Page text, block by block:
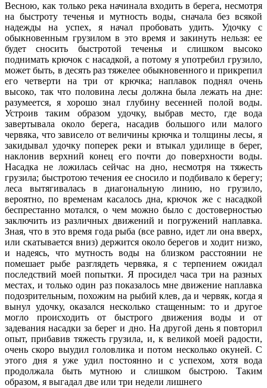
Весною, как только река начинала входить в берега, несмотря
на быстроту теченья и мутность воды, сначала без всякой
надежды на успех, я начал пробовать удить. Удочку с
обыкновенным грузилом в это время и закинуть нельзя: ее
будет сносить быстротой теченья и слишком высоко
поднимать крючок с насадкой, а потому я употребил грузило,
может быть, в десять раз тяжелее обыкновенного и прикрепил
его четверти на три от крючка; наплавок поднял очень
высоко, так что половина лесы должна была лежать на дне:
разумеется, я хорошо знал глубину весенней полой воды.
Устроив таким образом удочку, выбрав место, где вода
завертывала около берега, насадив большого или малого
червяка, что зависело от величины крючка и толщины лесы, я
закидывал удочку поперек реки и втыкал удилище в берег,
наклонив верхний конец его почти до поверхности воды.
Насадка не ложилась сейчас на дно, несмотря на тяжесть
грузила; быстротою течения ее сносило и подбивало к берегу;
леса вытягивалась в диагональную линию, но грузило,
вероятно, по временам касалось дна, крючок же с насадкой
беспрестанно мотался, о чем можно было с достоверностью
заключить из различных движений и погружений наплавка.
Зная, что в это время года рыба (все равно, идет ли она вверх,
или скатывается вниз) держится около берегов и ходит низко,
и надеясь, что мутность воды на близком расстоянии не
помешает рыбе разглядеть червяка, я с терпением ожидал
последствий моей попытки. Я просидел часа три на разных
местах, и только один раз показалось мне движение наплавка
подозрительным, похожим на рыбий клев, да и червяк, когда я
вынул удочку, оказался несколько стащенным: то и другое
могло происходить от быстрого движения воды и от
задевания насадки за берег и дно. На другой день я повторил
опыт, прибавив тяжесть грузила, и, к великой моей радости,
очень скоро выудил головлика и потом несколько окуней. С
этого дня я уже удил постоянно и с успехом, хотя вода
продолжала быть мутною и слишком быстрою. Таким
образом, я выгадал две или три недели лишнего